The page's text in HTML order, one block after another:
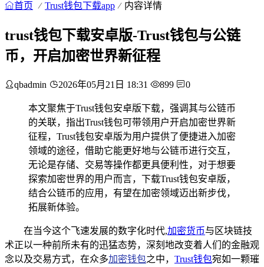
首页 Trust钱包下载app 内容详情
trust钱包下载安卓版-Trust钱包与公链
币，开启加密世界新征程
qbadmin 2026年05月21日 18:31 899 0
本文聚焦于Trust钱包安卓版下载，强调其与公链币
的关联，指出Trust钱包可带领用户开启加密世界新
征程，Trust钱包安卓版为用户提供了便捷进入加密
领域的途径，借助它能更好地与公链币进行交互，
无论是存储、交易等操作都更具便利性，对于想要
探索加密世界的用户而言，下载Trust钱包安卓版，
结合公链币的应用，有望在加密领域迈出新步伐，
拓展新体验。
在当今这个飞速发展的数字化时代,加密货币与区块链技
术正以一种前所未有的迅猛态势，深刻地改变着人们的金融观
念以及交易方式，在众多加密钱包之中， Trust钱包宛如一颗璀